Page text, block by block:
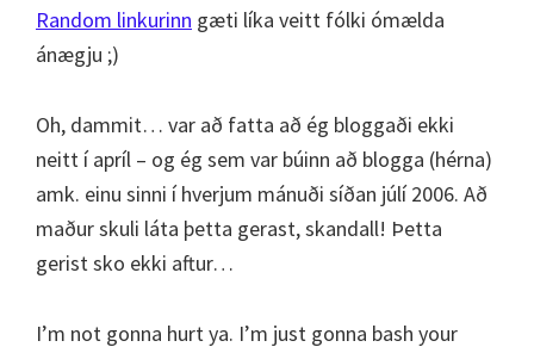
Random linkurinn gæti líka veitt fólki ómælda
ánægju ;)
Oh, dammit… var að fatta að ég bloggaði ekki
neitt í apríl – og ég sem var búinn að blogga (hérna)
amk. einu sinni í hverjum mánuði síðan júlí 2006. Að
maður skuli láta þetta gerast, skandall! Þetta
gerist sko ekki aftur…
I’m not gonna hurt ya. I’m just gonna bash your